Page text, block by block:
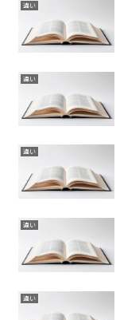
違い
違い
違い
違い
違い